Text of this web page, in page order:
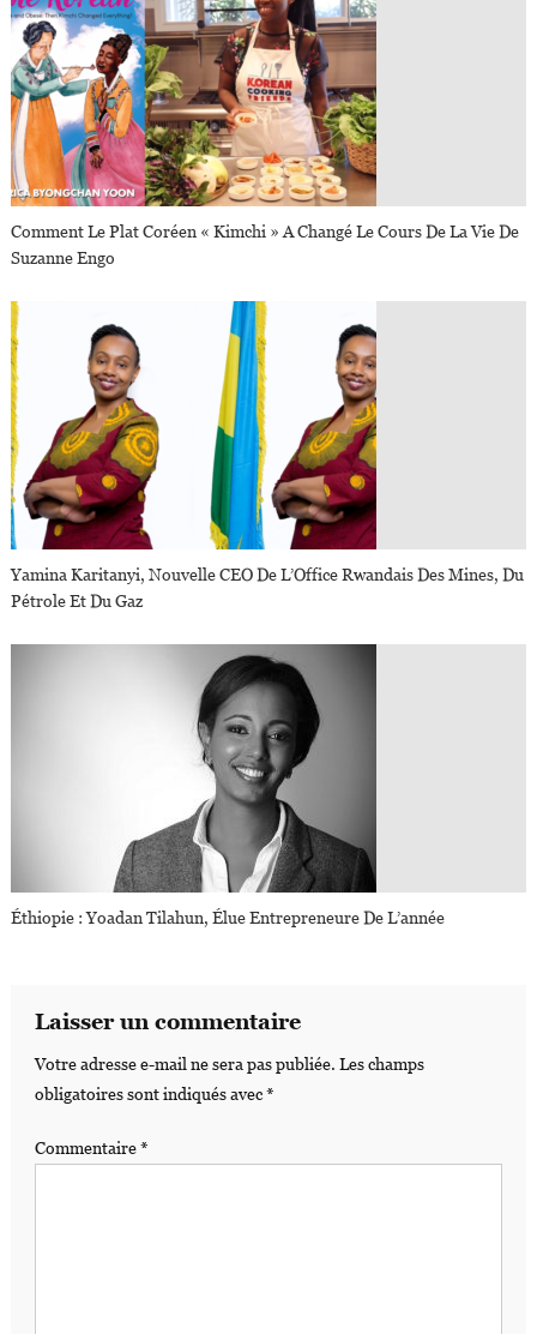
Comment Le Plat Coréen « Kimchi » A Changé Le Cours De La Vie De
Suzanne Engo
Yamina Karitanyi, Nouvelle CEO De L’Office Rwandais Des Mines, Du
Pétrole Et Du Gaz
Éthiopie : Yoadan Tilahun, Élue Entrepreneure De L’année
Laisser un commentaire
Votre adresse e-mail ne sera pas publiée. Les champs
obligatoires sont indiqués avec*
Commentaire*